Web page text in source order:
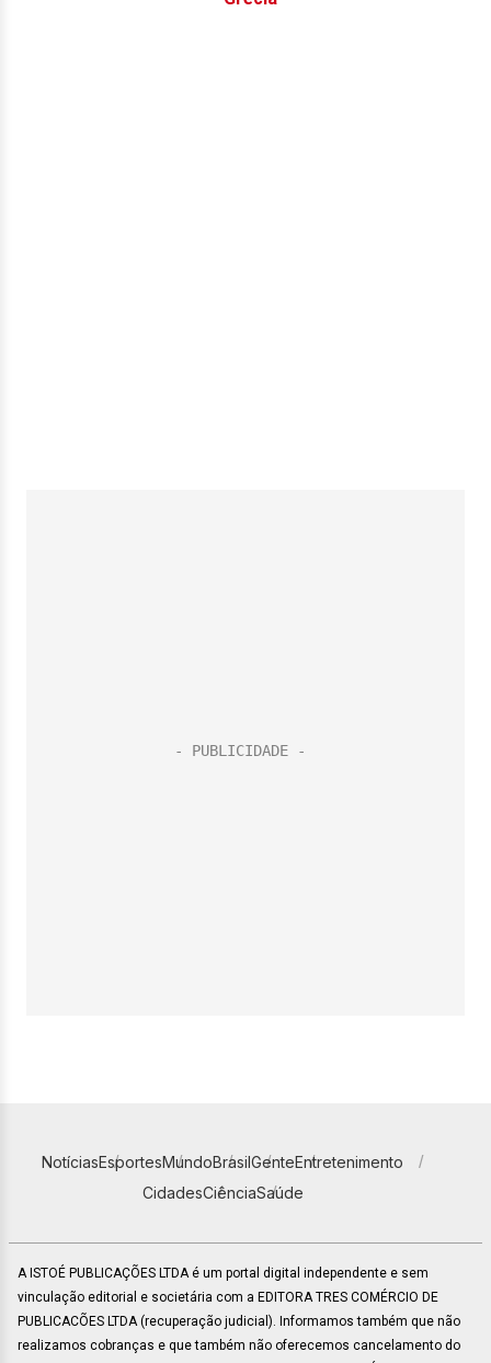
NotíciasEsportesMundoBrasilGenteEntretenimento
CidadesCiênciaSaúde
A ISTOÉ PUBLICAÇÕES LTDA é um portal digital independente e sem
vinculação editorial e societária com a EDITORA TRES COMÉRCIO DE
PUBLICACÕES LTDA (recuperação judicial). Informamos também que não
realizamos cobranças e que também não oferecemos cancelamento do